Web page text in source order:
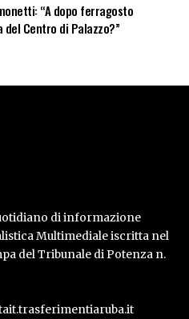
“A dopo ferragosto
del Centro di Palazzo?”
di informazione
Multimediale iscritta nel
del Tribunale di Potenza n.